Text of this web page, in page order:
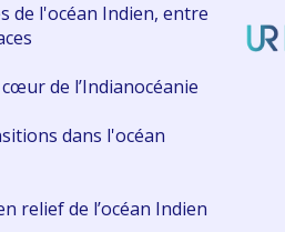
de l'océan Indien, entre
de l’Indianocéanie
dans l'océan
relief de l’océan Indien